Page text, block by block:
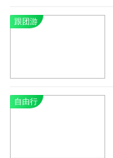
跟团游
自由行